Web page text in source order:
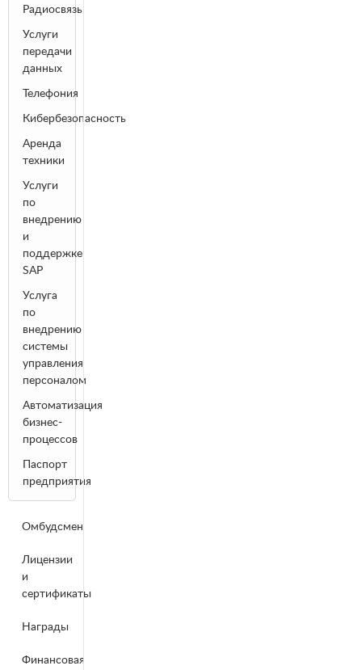
Радиосвязь
Услуги
передачи
данных
Телефония
Кибербезопасность
Аренда
техники
Услуги
по
внедрению
и
поддержке
SAP
Услуга
по
внедрению
системы
управления
персоналом
Автоматизация
бизнес-
процессов
Паспорт
предприятия
Омбудсмен
Лицензии
и
сертификаты
Награды
Финансовая